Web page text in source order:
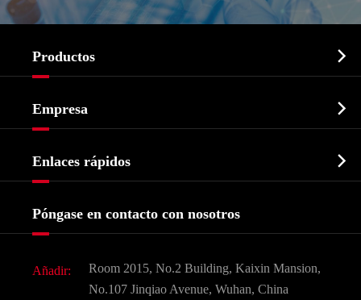
Productos 
Bioquímico
Agroquímicos e intermedios
Ingredientes Cosméticos
Sabores y fragancias
Empresa 
Historia de la empresa
Enlaces rápidos 
Preguntas frecuentes (FAQ)
Póngase en contacto con nosotros
Añadir:
Room 2015, No.2 Building, Kaixin Mansion,
No.107 Jinqiao Avenue, Wuhan, China